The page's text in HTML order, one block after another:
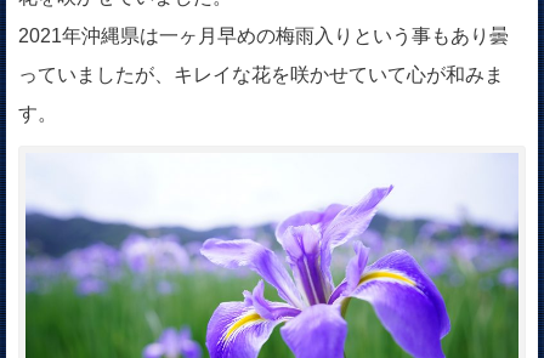
2021年沖縄県は一ヶ月早めの梅雨入りという事もあり曇
っていましたが、キレイな花を咲かせていて心が和みま
す。